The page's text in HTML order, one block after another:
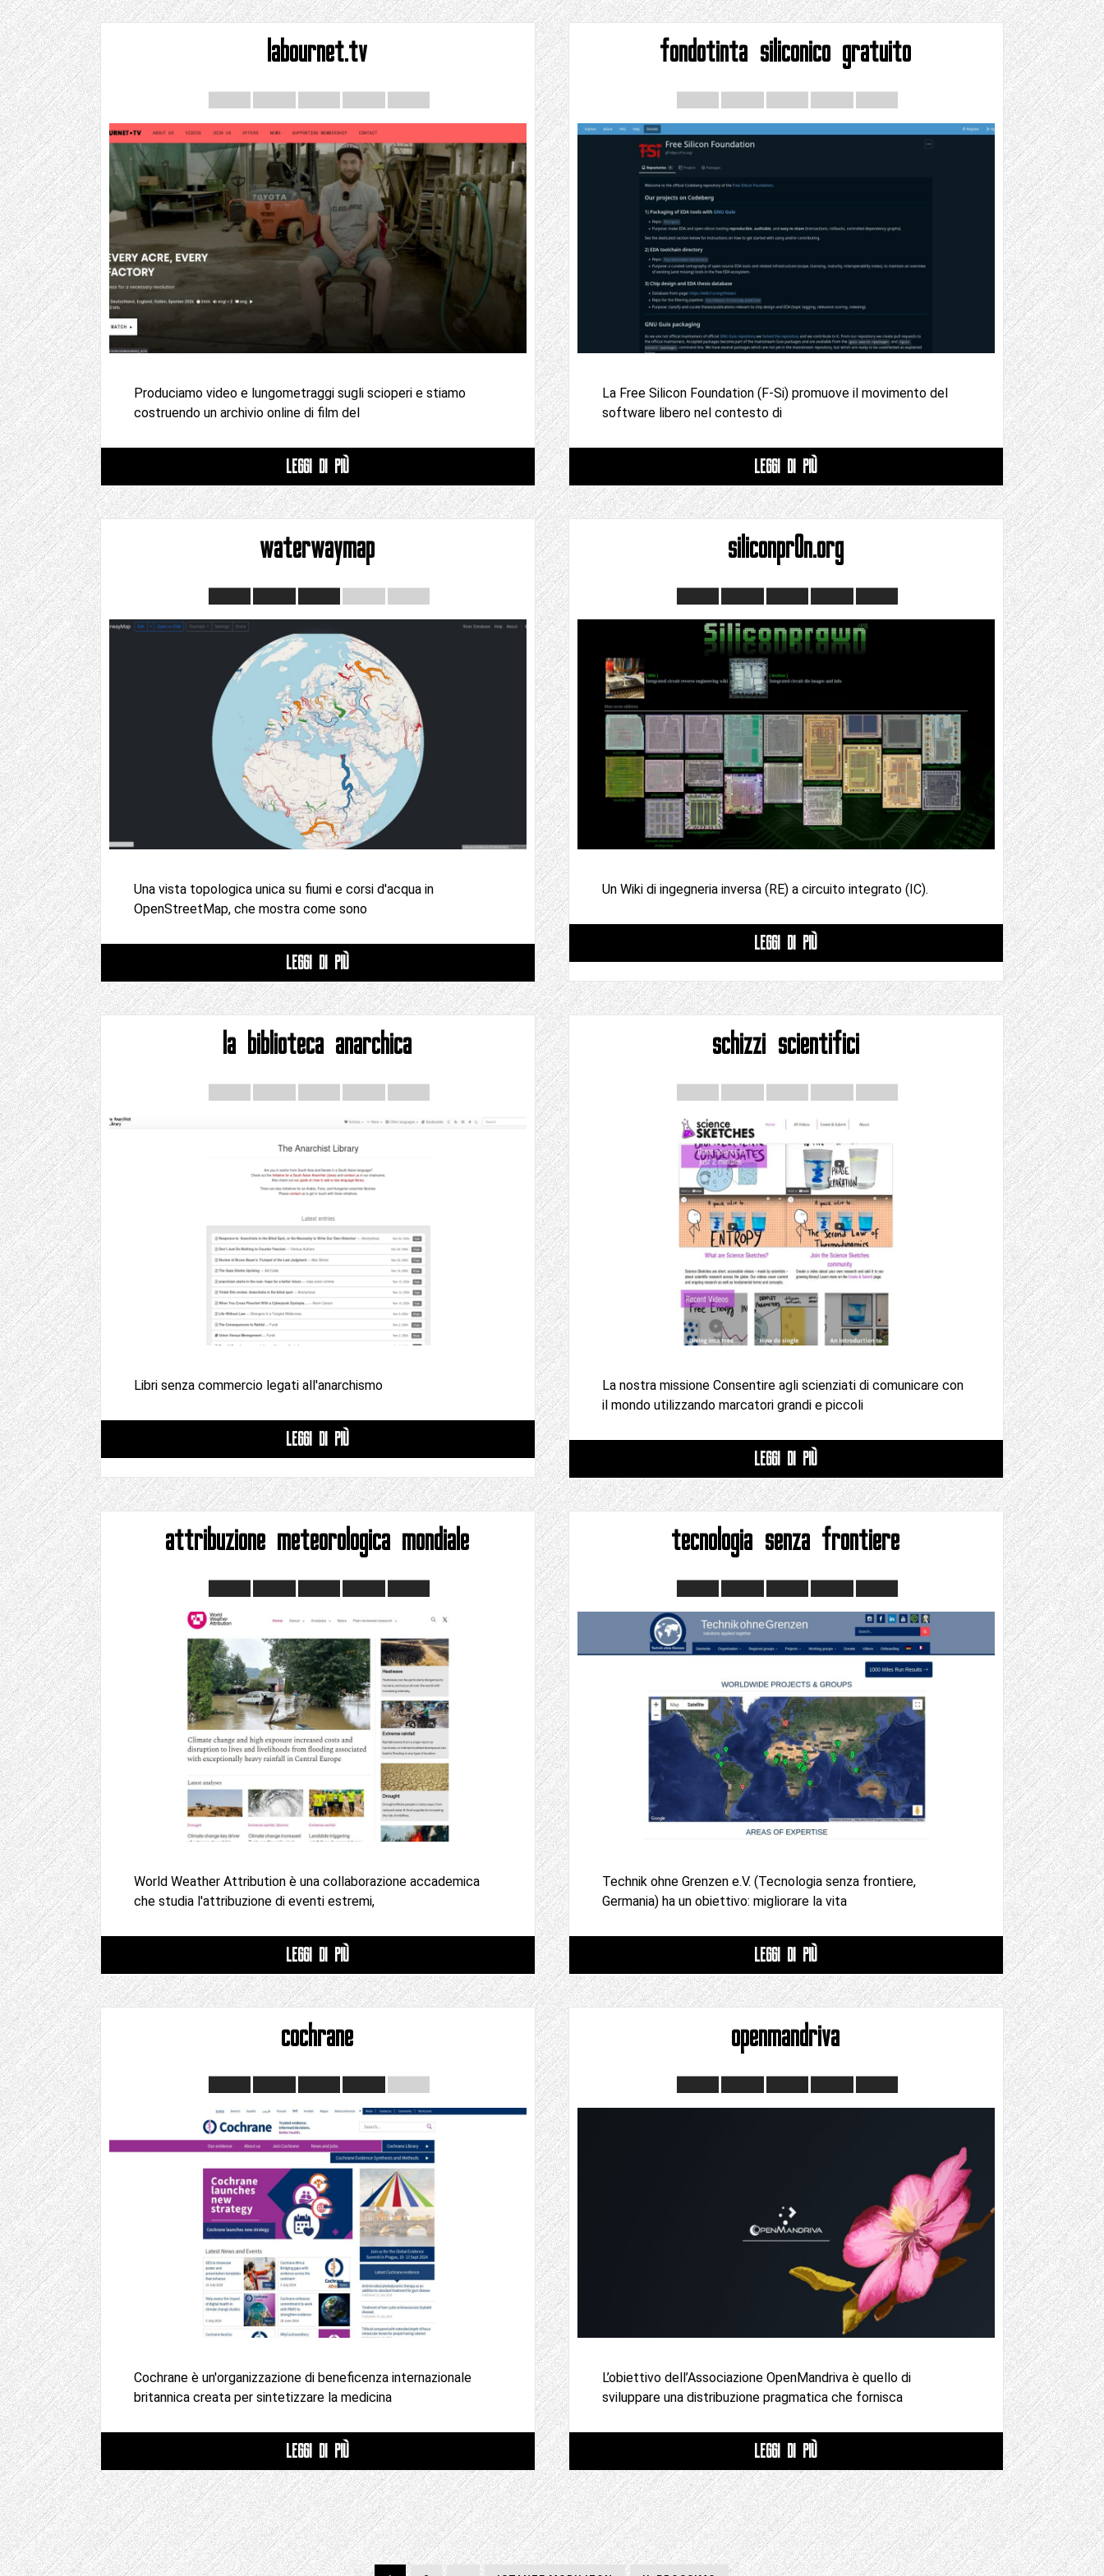
labournet.tv
Produciamo video e lungometraggi sugli scioperi e stiamo
costruendo un archivio online di film del
LEGGI DI PIÙ
fondotinta siliconico gratuito
La Free Silicon Foundation (F-Si) promuove il movimento del
software libero nel contesto di
LEGGI DI PIÙ
waterwaymap
Una vista topologica unica su fiumi e corsi d'acqua in
OpenStreetMap, che mostra come sono
LEGGI DI PIÙ
siliconpr0n.org
Un Wiki di ingegneria inversa (RE) a circuito integrato (IC).
LEGGI DI PIÙ
la biblioteca anarchica
Libri senza commercio legati all'anarchismo
LEGGI DI PIÙ
schizzi scientifici
La nostra missione Consentire agli scienziati di comunicare con
il mondo utilizzando marcatori grandi e piccoli
LEGGI DI PIÙ
attribuzione meteorologica mondiale
World Weather Attribution è una collaborazione accademica
che studia l'attribuzione di eventi estremi,
LEGGI DI PIÙ
tecnologia senza frontiere
Technik ohne Grenzen e.V. (Tecnologia senza frontiere,
Germania) ha un obiettivo: migliorare la vita
LEGGI DI PIÙ
cochrane
Cochrane è un'organizzazione di beneficenza internazionale
britannica creata per sintetizzare la medicina
LEGGI DI PIÙ
openmandriva
L’obiettivo dell’Associazione OpenMandriva è quello di
sviluppare una distribuzione pragmatica che fornisca
LEGGI DI PIÙ